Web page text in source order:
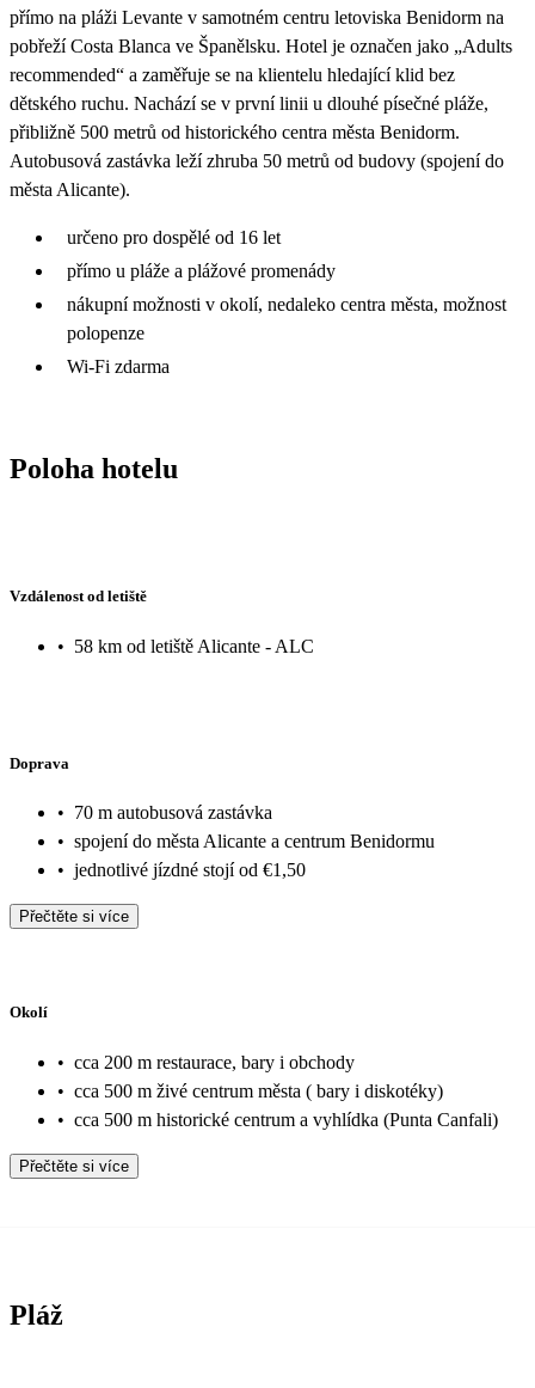
přímo na pláži Levante v samotném centru letoviska Benidorm na
pobřeží Costa Blanca ve Španělsku. Hotel je označen jako „Adults
recommended“ a zaměřuje se na klientelu hledající klid bez
dětského ruchu. Nachází se v první linii u dlouhé písečné pláže,
přibližně 500 metrů od historického centra města Benidorm.
Autobusová zastávka leží zhruba 50 metrů od budovy (spojení do
města Alicante).
určeno pro dospělé od 16 let
přímo u pláže a plážové promenády
nákupní možnosti v okolí, nedaleko centra města, možnost
polopenze
Wi-Fi zdarma
Poloha hotelu
Vzdálenost od letiště
• 58 km od letiště Alicante - ALC
Doprava
• 70 m autobusová zastávka
• spojení do města Alicante a centrum Benidormu
• jednotlivé jízdné stojí od €1,50
Přečtěte si více
Okolí
• cca 200 m restaurace, bary i obchody
• cca 500 m živé centrum města ( bary i diskotéky)
• cca 500 m historické centrum a vyhlídka (Punta Canfali)
Přečtěte si více
Pláž